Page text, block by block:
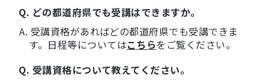
Q. どの都道府県でも受講はできますか。
A. 受講資格があればどの都道府県でも受講できま
す。日程等についてはこちらをご覧ください。
Q. 受講資格について教えてください。